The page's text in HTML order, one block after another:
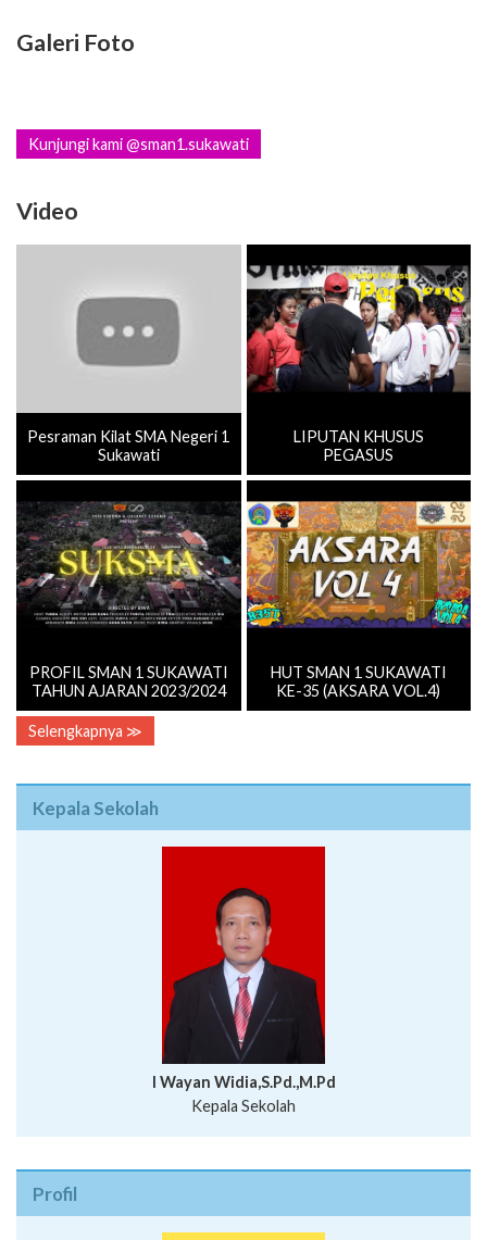
Galeri Foto
Kunjungi kami @sman1.sukawati
Video
Pesraman Kilat SMA Negeri 1
Sukawati
LIPUTAN KHUSUS
PEGASUS
PROFIL SMAN 1 SUKAWATI
TAHUN AJARAN 2023/2024
HUT SMAN 1 SUKAWATI
KE-35 (AKSARA VOL.4)
Selengkapnya ≫
Kepala Sekolah
I Wayan Widia,S.Pd.,M.Pd
Kepala Sekolah
Profil